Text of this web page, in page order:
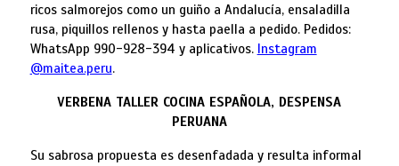
ricos salmorejos como un guiño a Andalucía, ensaladilla
rusa, piquillos rellenos y hasta paella a pedido. Pedidos:
WhatsApp 990-928-394 y aplicativos. Instagram
@maitea.peru.
VERBENA TALLER COCINA ESPAÑOLA, DESPENSA
PERUANA
Su sabrosa propuesta es desenfadada y resulta informal